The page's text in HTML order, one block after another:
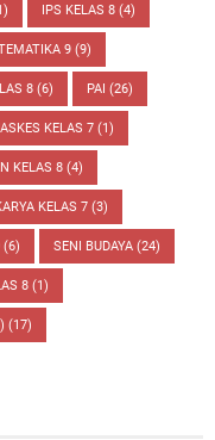
IPS KELAS 8 (4)
9 (9)
8 (6) PAI (26)
KELAS 7 (1)
KELAS 8 (4)
KELAS 7 (3)
(6) SENI BUDAYA (24)
8 (1)
(17)